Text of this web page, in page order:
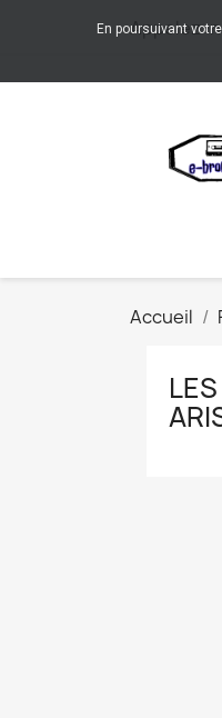
Appelez-
Accueil
LES
En poursuivant